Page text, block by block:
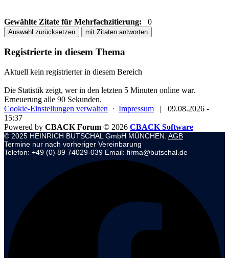
Gewählte Zitate für Mehrfachzitierung: 0
Auswahl zurücksetzen mit Zitaten antworten
Registrierte in diesem Thema
Aktuell kein registrierter in diesem Bereich
Die Statistik zeigt, wer in den letzten 5 Minuten online war.
Erneuerung alle 90 Sekunden.
Cookie-Einstellungen verwalten · Impressum |
09.08.2026 -
15:37
Powered by CBACK Forum © 2026 CBACK Software
© 2025 HEINRICH BUTSCHAL GmbH MÜNCHEN. AGB
Termine nur nach vorheriger Vereinbarung
Telefon: +49 (0) 89 74029-039 Email: firma@butschal.de